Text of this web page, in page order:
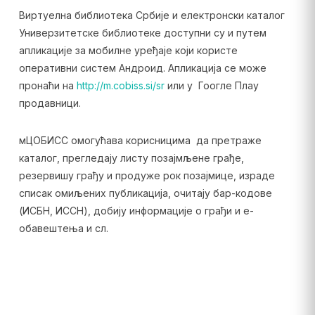
Виртуелна библиотека Србије и електронски каталог
Универзитетске библиотеке доступни су и путем
апликације за мобилне уређаје који користе
оперативни систем Андроид. Апликација се може
пронаћи на http://m.cobiss.si/srили у Гоогле Плаy
продавници.
мЦОБИСС омогућава корисницима да претраже
каталог, прегледају листу позајмљене грађе,
резервишу грађу и продуже рок позајмице, израде
списак омиљених публикација, очитају бар-кодове
(ИСБН, ИССН), добију информације о грађи и е-
обавештења и сл.